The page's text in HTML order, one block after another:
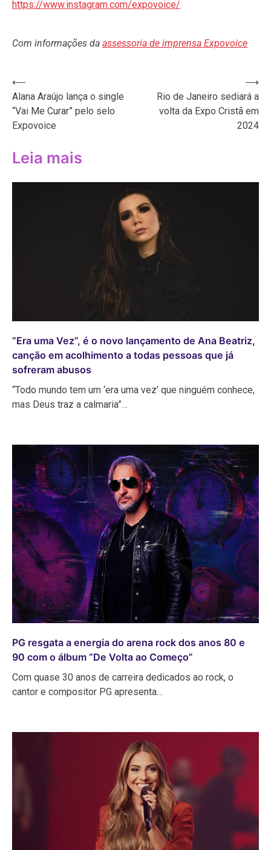
https://www.instagram.com/expovoice/
Com informações da assessoria de imprensa Expovoice
Navegação
de
Post
⟵
Alana Araújo lança o single
“Vai Me Curar” pelo selo
Expovoice
Rio de Janeiro sediará a
volta da Expo Cristã em
2024
⟶
Leia mais
“Era uma Vez”, é o novo lançamento de Ana Beatriz,
canção em acolhimento a todas pessoas que já
sofreram abusos
“Todo mundo tem um ‘era uma vez’ que ninguém conhece,
mas Deus traz a calmaria”…
PG resgata a energia do arena rock dos anos 80 e
90 com o álbum “De Volta ao Começo”
Com quase 30 anos de carreira dedicados ao rock, o
cantor e compositor PG apresenta…